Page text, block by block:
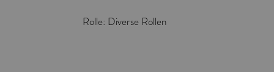
Rolle: Diverse Rollen